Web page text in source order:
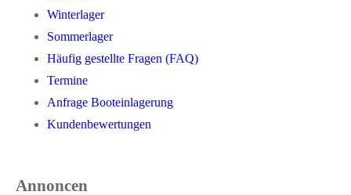
Winterlager
Sommerlager
Häufig gestellte Fragen (FAQ)
Termine
Anfrage Booteinlagerung
Kundenbewertungen
Annoncen